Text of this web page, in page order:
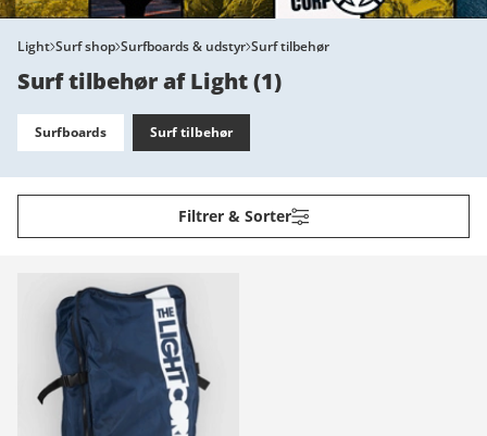
Light Surf shop Surfboards & udstyr Surf tilbehør
Surf tilbehør af Light(1)
Surfboards Surf tilbehør
Filtrer & Sorter